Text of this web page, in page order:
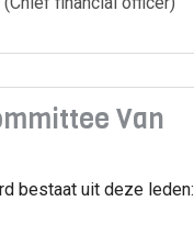
Van
bestaat uit deze leden: